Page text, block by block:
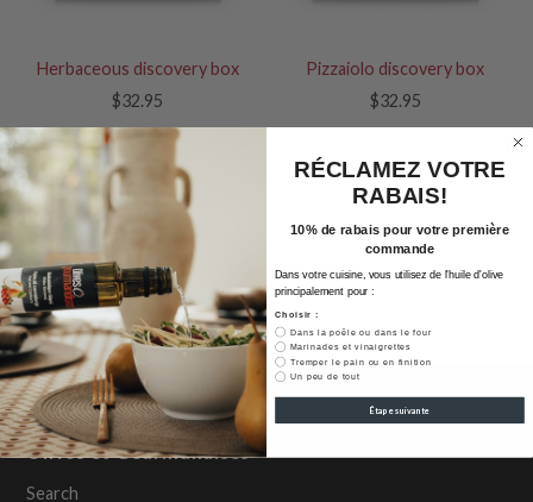
Herbaceous discovery box
$32.95
Pizzaiolo discovery box
$32.95
Showing item(s) 1-4 of 4.
Olives et Gourmandises
Search
RÉCLAMEZ VOTRE
RABAIS!
10% de rabais pour votre première
commande
Dans votre cuisine, vous utilisez de l'huile d'olive
principalement pour :
Choisir :
Dans la poêle ou dans le four
Marinades et vinaigrettes
Tremper le pain ou en finition
Un peu de tout
Étape suivante